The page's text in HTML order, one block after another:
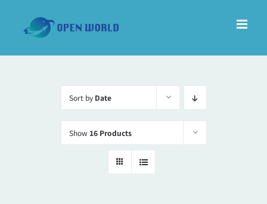
Sort by Date
Show 16 Products